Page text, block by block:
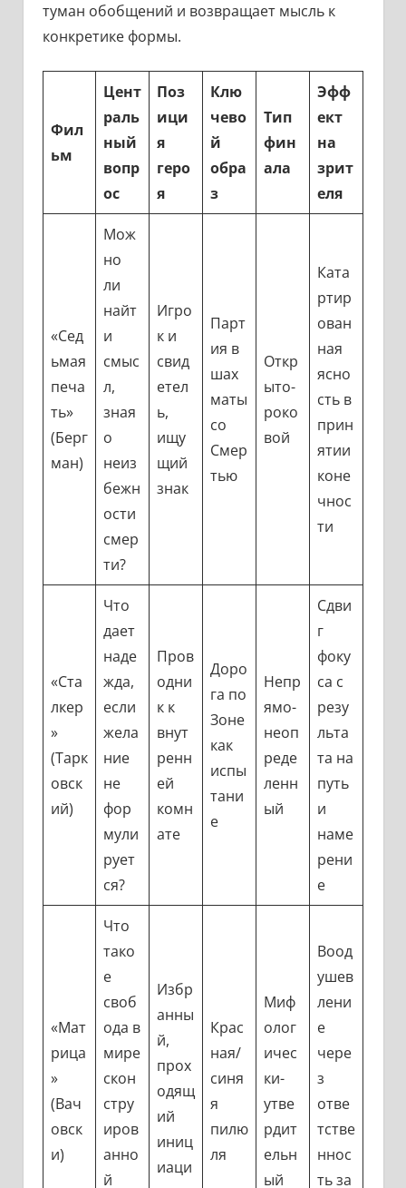
туман обобщений и возвращает мысль к
конкретике формы.
Фил
ьм
Цент
раль
ный
вопр
ос
Поз
ици
я
геро
я
Клю
чево
й
обра
з
Тип
фин
ала
Эфф
ект
на
зрит
еля
«Сед
ьмая
печа
ть»
(Берг
ман)
Мож
но
ли
найт
и
смыс
л,
зная
о
неиз
бежн
ости
смер
ти?
Игро
к и
свид
етел
ь,
ищу
щий
знак
Парт
ия в
шах
маты
со
Смер
тью
Откр
ыто-
роко
вой
Ката
ртир
ован
ная
ясно
сть в
прин
ятии
коне
чнос
ти
«Ста
лкер
»
(Тарк
овск
ий)
Что
дает
наде
жда,
если
жела
ние
не
фор
мули
рует
ся?
Пров
одни
к к
внут
ренн
ей
комн
ате
Доро
га по
Зоне
как
испы
тани
е
Непр
ямо-
неоп
реде
ленн
ый
Сдви
г
фоку
са с
резу
льта
та на
путь
и
наме
рени
е
«Мат
рица
»
(Вач
овск
и)
Что
тако
е
своб
ода в
мире
скон
стру
иров
анно
й
Избр
анны
й,
прох
одящ
ий
иниц
иаци
Крас
ная/
синя
я
пилю
ля
Миф
олог
ичес
ки-
утве
рдит
ельн
ый
Воод
ушев
лени
е
чере
з
отве
тстве
ннос
ть за